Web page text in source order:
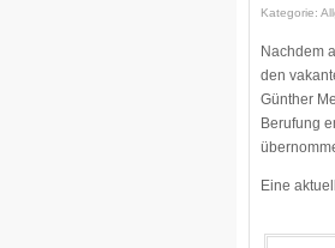
Kategorie:
Nachdem
den
Günther
Berufung
Eine